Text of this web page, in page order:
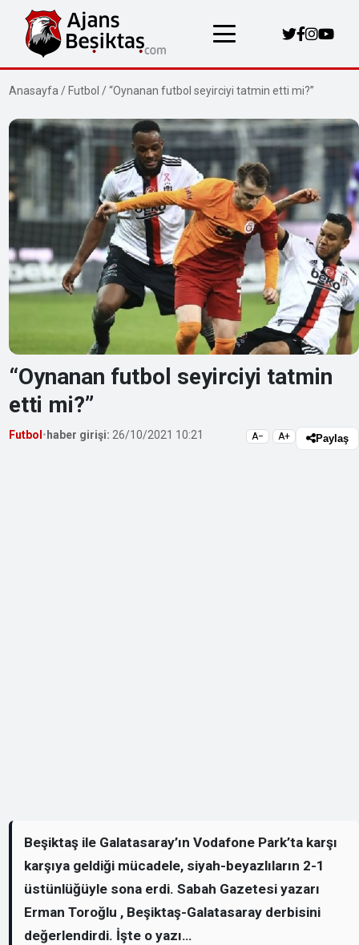
Anasayfa / Futbol /“Oynanan futbol seyirciyi tatmin etti mi?”
“Oynanan futbol seyirciyi tatmin
etti mi?”
Futbol • haber girişi: 26/10/2021 10:21 A− A+ Paylaş
Beşiktaş ile Galatasaray’ın Vodafone Park’ta karşı
karşıya geldiği mücadele, siyah-beyazlıların 2-1
üstünlüğüyle sona erdi. Sabah Gazetesi yazarı
Erman Toroğlu , Beşiktaş-Galatasaray derbisini
değerlendirdi. İşte o yazı…